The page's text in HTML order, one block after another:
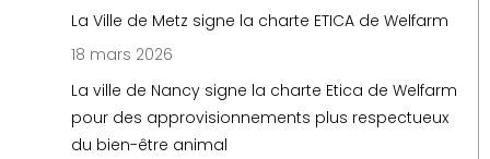
La Ville de Metz signe la charte ETICA de Welfarm
18 mars 2026
La ville de Nancy signe la charte Etica de Welfarm
pour des approvisionnements plus respectueux
du bien-être animal